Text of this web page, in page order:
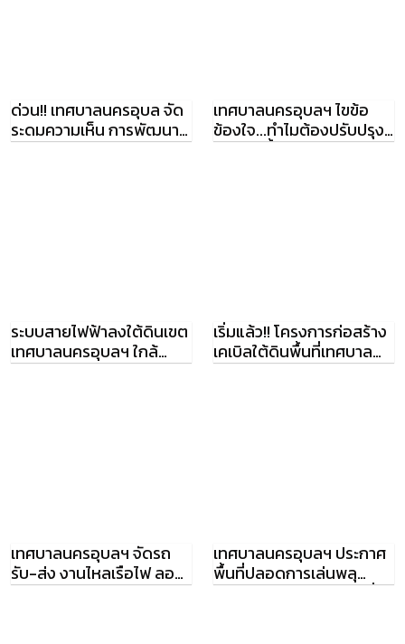
ด่วน!! เทศบาลนครอุบล จัด
ระดมความเห็น การพัฒนา
เกาะหาดวัดใต้
เทศบาลนครอุบลฯ ไขข้อ
ข้องใจ...ทำไมต้องปรับปรุง
วงเวียนน้ำพุ
ระบบสายไฟฟ้าลงใต้ดินเขต
เทศบาลนครอุบลฯ ใกล้
ความเป็นจริง
เริ่มแล้ว!! โครงการก่อสร้าง
เคเบิลใต้ดินพื้นที่เทศบาล
นครอุบลฯ
เทศบาลนครอุบลฯ จัดรถ
รับ-ส่ง งานไหลเรือไฟ ลอย
กระทง ปี 2558
เทศบาลนครอุบลฯ ประกาศ
พื้นที่ปลอดการเล่นพลุ
ดอกไม้ไฟ ประทัด และเครื่อง